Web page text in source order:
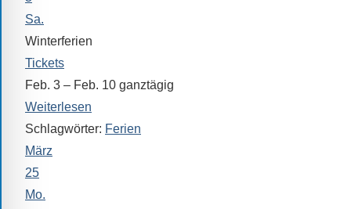
Aktivitäten
an
unserer
Schule.
Ob
Sprach-,
Mathematik-
oder
Sportwettkampf,
Musik-
Sa.
Winterferien
Tickets
Feb. 3 – Feb. 10 ganztägig
Weiterlesen
Schlagwörter: Ferien
März
25
Mo.